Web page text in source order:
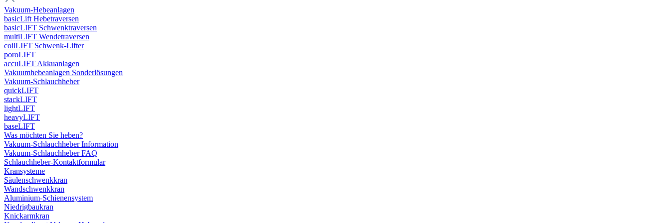
Vakuum-Hebeanlagen
basicLift Hebetraversen
basicLIFT Schwenktraversen
multiLIFT Wendetraversen
coilLIFT Schwenk-Lifter
poroLIFT
accuLIFT Akkuanlagen
Vakuumhebeanlagen Sonderlösungen
Vakuum-Schlauchheber
quickLIFT
stackLIFT
lightLIFT
heavyLIFT
baseLIFT
Was möchten Sie heben?
Vakuum-Schlauchheber Information
Vakuum-Schlauchheber FAQ
Schlauchheber-Kontaktformular
Kransysteme
Säulenschwenkkran
Wandschwenkkran
Aluminium-Schienensystem
Niedrigbaukran
Knickarmkran